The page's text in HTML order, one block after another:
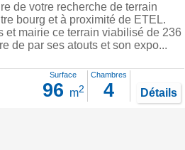
de votre recherche de terrain
bourg et à proximité de ETEL.
et mairie ce terrain viabilisé de 236
de par ses atouts et son expo...
Surface
96 m2
Chambres
4 Détails